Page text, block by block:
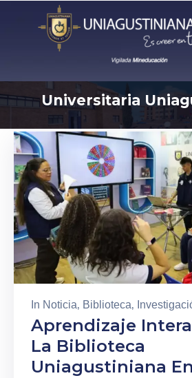
Accesos
La
Universidad
Oferta
Académica
Educación
Continua
Admisiones
Investigaciones
Universitaria
In Noticia‚ Biblioteca‚
Aprendizaje
La Biblioteca
Uniagustiniana